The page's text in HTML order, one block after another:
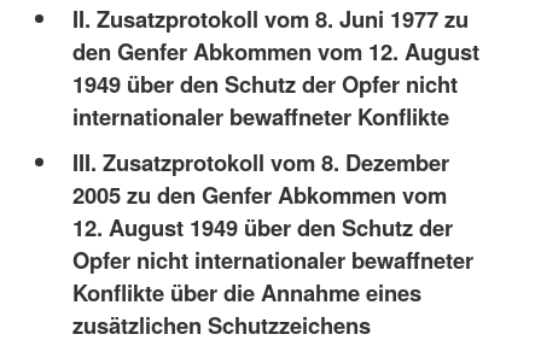
II. Zusatzprotokoll vom 8. Juni 1977 zu
den Genfer Abkommen vom 12. August
1949 über den Schutz der Opfer nicht
internationaler bewaffneter Konflikte
III. Zusatzprotokoll vom 8. Dezember
2005 zu den Genfer Abkommen vom
12. August 1949 über den Schutz der
Opfer nicht internationaler bewaffneter
Konflikte über die Annahme eines
zusätzlichen Schutzzeichens